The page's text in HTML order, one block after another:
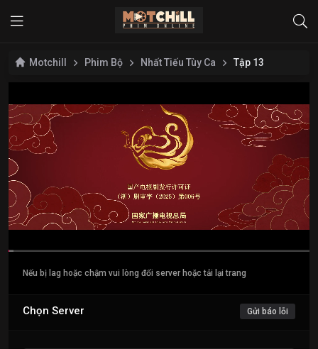
Motchill Phim Bộ Nhất Tiếu Tùy Ca Tập 13
Nếu bị lag hoặc chậm vui lòng đổi server hoặc tải lại trang
Chọn Server Gửi báo lỗi